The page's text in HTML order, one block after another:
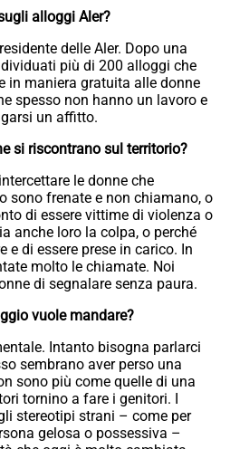
alloggi Aler?
delle Aler. Dopo una
più di 200 alloggi che
in maniera gratuita alle donne
spesso non hanno un lavoro e
un affitto.
si riscontrano sul territorio?
le donne che
sono frenate e non chiamano, o
di essere vittime di violenza o
anche loro la colpa, o perché
e di essere prese in carico. In
molto le chiamate. Noi
di segnalare senza paura.
vuole mandare?
Intanto bisogna parlarci
sembrano aver perso una
sono più come quelle di una
tornino a fare i genitori. I
stereotipi strani – come per
gelosa o possessiva –